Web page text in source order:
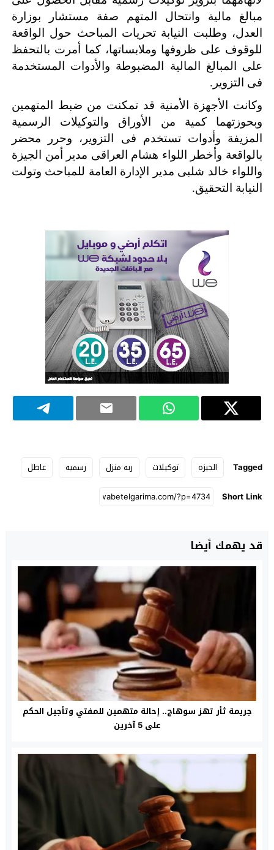
مبالغ مالية وانتحال المتهم صفة مستشار بوزارة
العدل، وطلبت النيابة تحريات المباحث حول الواقعة
للوقوف على ظروفها وملابساتها، كما أمرت بالتحفظ
على المبالغ المالية المضبوطة والأدوات المستخدمة
فى التزوير.
وكانت الأجهزة الأمنية قد تمكنت من ضبط المتهمين
وبحوزتهما كمية من الأوراق والتوكيلات الرسمية
المزيفة وأدوات تستخدم فى التزوير، وحرر محضر
بالواقعة وأخطر اللواء هشام العراقى مدير أمن الجيزة
واللواء خالد شلبى مدير الإدارة العامة للمباحث وتولت
النيابة التحقيق.
Tagged الجيزه توكيلات ربه منزل رسميه
عاطل
Short Link
قد يهمك أيضا
جريمة ثأر تهز سوهاج.. إحالة متهمين للمفتي وتأجيل الحكم
على 5 آخرين